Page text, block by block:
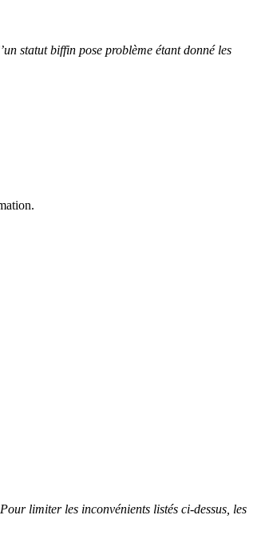
statut biffin pose problème étant donné les
limiter les inconvénients listés ci-dessus, les